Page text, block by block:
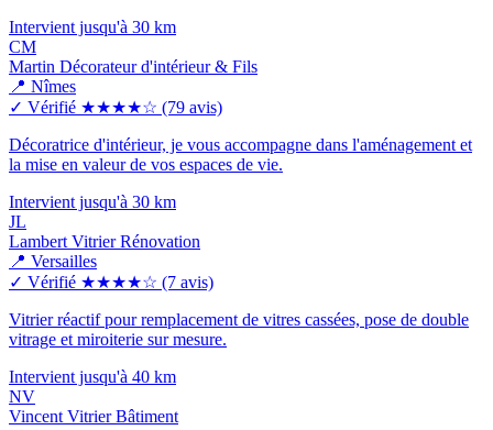
Intervient jusqu'à 30 km
CM
Martin Décorateur d'intérieur & Fils
📍 Nîmes
✓ Vérifié ★★★★☆ (79 avis)
Décoratrice d'intérieur, je vous accompagne dans l'aménagement et
la mise en valeur de vos espaces de vie.
Intervient jusqu'à 30 km
JL
Lambert Vitrier Rénovation
📍 Versailles
✓ Vérifié ★★★★☆ (7 avis)
Vitrier réactif pour remplacement de vitres cassées, pose de double
vitrage et miroiterie sur mesure.
Intervient jusqu'à 40 km
NV
Vincent Vitrier Bâtiment